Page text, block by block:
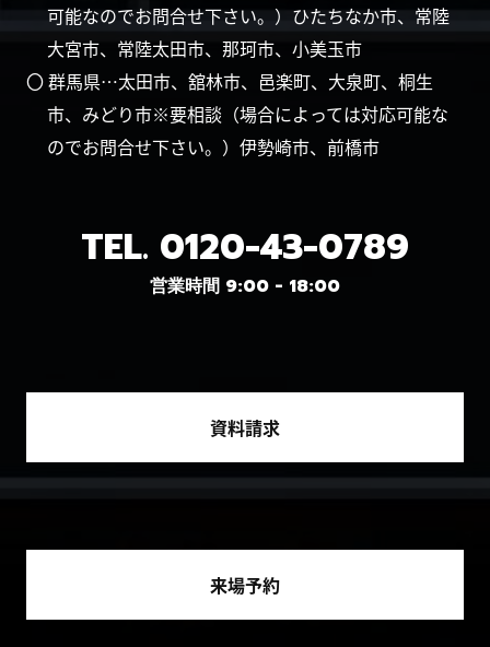
可能なのでお問合せ下さい。）ひたちなか市、常陸
大宮市、常陸太田市、那珂市、小美玉市
〇 群馬県…太田市、舘林市、邑楽町、大泉町、桐生
市、みどり市※要相談（場合によっては対応可能な
のでお問合せ下さい。）伊勢崎市、前橋市
TEL. 0120-43-0789
営業時間 9:00 - 18:00
資料請求
来場予約